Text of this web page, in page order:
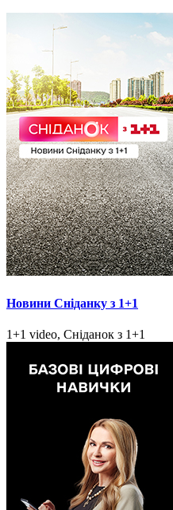
Новини Сніданку з 1+1
1+1 video, Сніданок з 1+1